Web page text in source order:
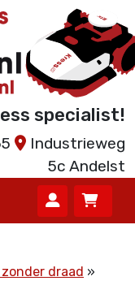
specialist!
Industrieweg
5c Andelst
zonder draad